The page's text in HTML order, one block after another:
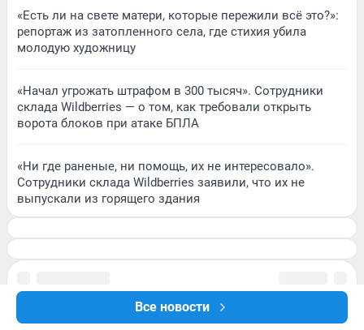
Все новости
«Есть ли на свете матери, которые пережили всё это?»:
репортаж из затопленного села, где стихия убила
молодую художницу
«Начал угрожать штрафом в 300 тысяч». Сотрудники
склада Wildberries — о том, как требовали открыть
ворота блоков при атаке БПЛА
«Ни где раненые, ни помощь, их не интересовало».
Сотрудники склада Wildberries заявили, что их не
выпускали из горящего здания